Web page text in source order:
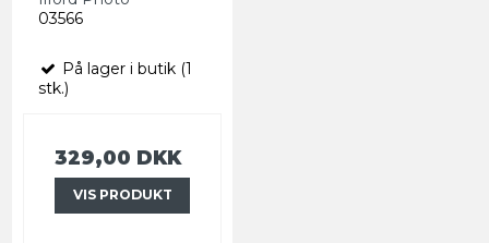
03566
På lager i butik (1
stk.)
329,00 DKK
VIS PRODUKT